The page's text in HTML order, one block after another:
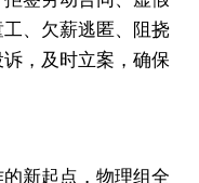
、欠薪逃匿、阻挠
，及时立案，确保
新起点，物理组全